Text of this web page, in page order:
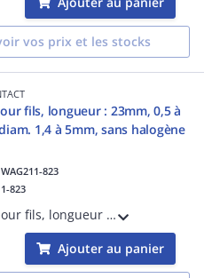
vos prix et les stocks
fils, longueur : 23mm, 0,5 à
1,4 à 5mm, sans halogène
WAG211-823
823
Douille pour fils, longueur : 23mm, 0,5 à 4,0mm², diam. 1,4 à 5mm, sans halogène
Ajouter au panier